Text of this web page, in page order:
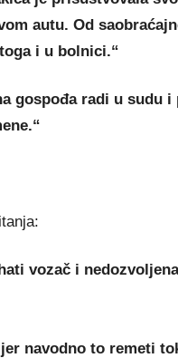
autu. Od
i u bolnici.“
gospođa radi u sudu i
vozač i
navodno to remeti